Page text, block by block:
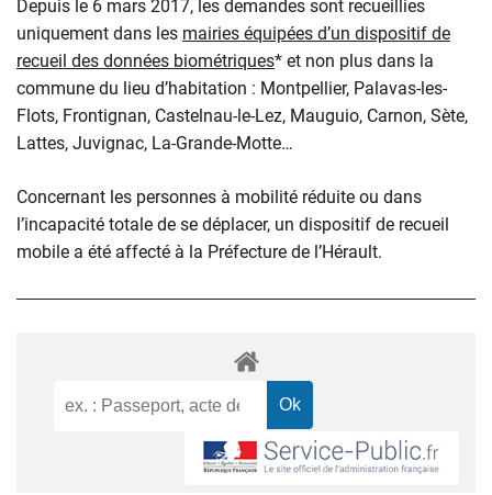
Depuis le 6 mars 2017, les demandes sont recueillies
uniquement dans les mairies équipées d’un dispositif de
recueil des données biométriques* et non plus dans la
commune du lieu d’habitation : Montpellier, Palavas-les-
Flots, Frontignan, Castelnau-le-Lez, Mauguio, Carnon, Sète,
Lattes, Juvignac, La-Grande-Motte…
Concernant les personnes à mobilité réduite ou dans
l’incapacité totale de se déplacer, un dispositif de recueil
mobile a été affecté à la Préfecture de l’Hérault.